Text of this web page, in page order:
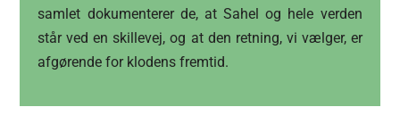
samlet dokumenterer de, at Sahel og hele verden
står ved en skillevej, og at den retning, vi vælger, er
afgørende for klodens fremtid.